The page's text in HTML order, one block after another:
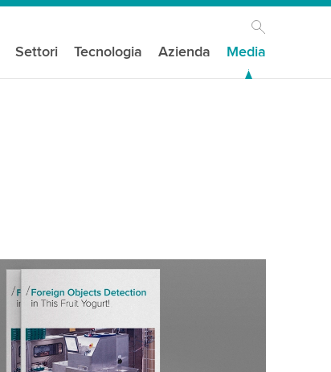
Settori Tecnologia Azienda Media